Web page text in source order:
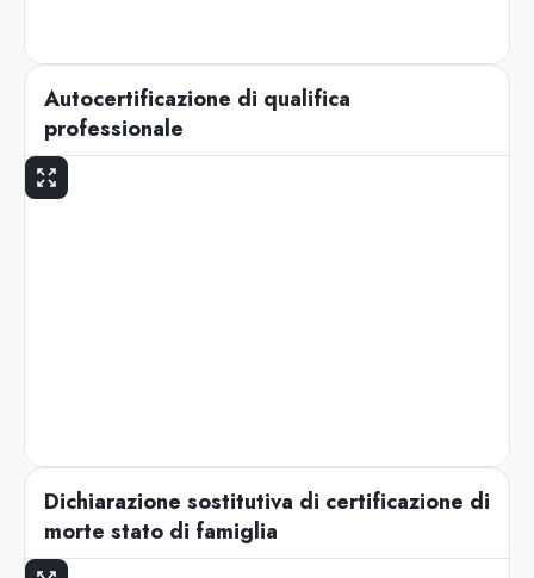
Autocertificazione di qualifica
professionale
Dichiarazione sostitutiva di certificazione di
morte stato di famiglia